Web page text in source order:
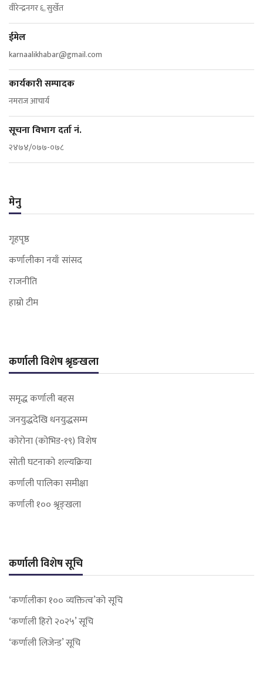
वीरेन्द्रनगर ६, सुर्खेत
ईमेल
karnaalikhabar@gmail.com
कार्यकारी सम्पादक
नमराज आचार्य
सूचना विभाग दर्ता नं.
२४७४/०७७-०७८
मेनु
गृहपृष्ठ
कर्णालीका नयाँ सांसद
राजनीति
हाम्रो टीम
कर्णाली विशेष श्रृङखला
समृद्ध कर्णाली बहस
जनयुद्धदेखि धनयुद्धसम्म
कोरोना (कोभिड-१९) विशेष
सोती घटनाको शल्यक्रिया
कर्णाली पालिका समीक्षा
कर्णाली १०० श्रृङ्खला
कर्णाली विशेष सूचि
‘कर्णालीका १०० व्यक्तित्व’को सूचि
‘कर्णाली हिरो २०२५’ सूचि
‘कर्णाली लिजेन्ड’ सूचि